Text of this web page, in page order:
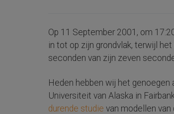
Op 11 September 2001, om
in tot op zijn grondvlak, terwijl
seconden van zijn zeven
Heden hebben wij het
Universiteit van Alaska in
durende studie van modellen